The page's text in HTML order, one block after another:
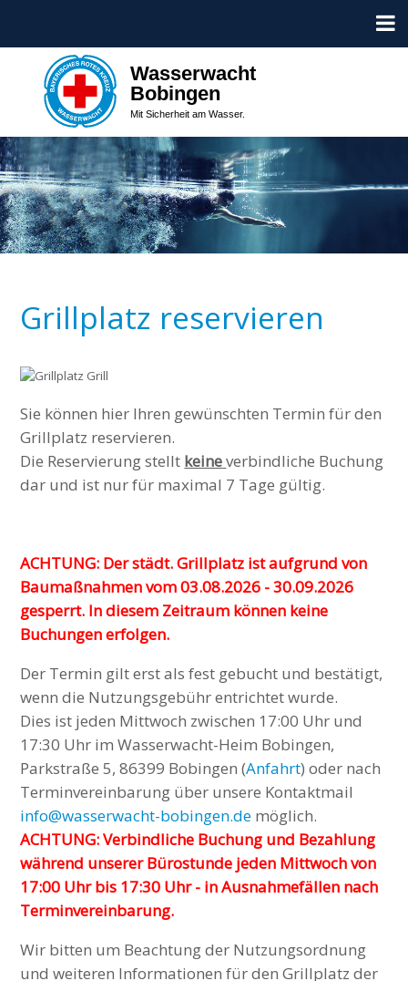
Wasserwacht
Bobingen
Mit Sicherheit am Wasser.
Grillplatz reservieren
Sie können hier Ihren gewünschten Termin für den
Grillplatz reservieren.
Die Reservierung stellt keineverbindliche Buchung
dar und ist nur für maximal 7 Tage gültig.
ACHTUNG: Der städt. Grillplatz ist aufgrund von
Baumaßnahmen vom 03.08.2026 - 30.09.2026
gesperrt. In diesem Zeitraum können keine
Buchungen erfolgen.
Der Termin gilt erst als fest gebucht und bestätigt,
wenn die Nutzungsgebühr entrichtet wurde.
Dies ist jeden Mittwoch zwischen 17:00 Uhr und
17:30 Uhr im Wasserwacht-Heim Bobingen,
Parkstraße 5, 86399 Bobingen (Anfahrt) oder nach
Terminvereinbarung über unsere Kontaktmail
info@wasserwacht-bobingen.de möglich.
ACHTUNG: Verbindliche Buchung und Bezahlung
während unserer Bürostunde jeden Mittwoch von
17:00 Uhr bis 17:30 Uhr - in Ausnahmefällen nach
Terminvereinbarung.
Wir bitten um Beachtung der Nutzungsordnung
und weiteren Informationen für den Grillplatz der